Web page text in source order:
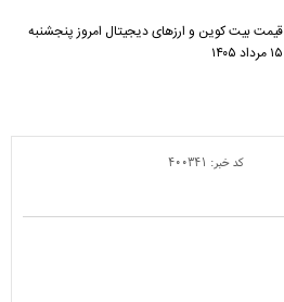
قیمت بیت کوین و ارز‌های دیجیتال امروز پنجشنبه
۱۵ مرداد ۱۴۰۵
کد خبر: ۴۰۰۳۴۱